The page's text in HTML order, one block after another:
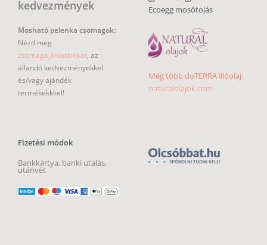
kedvezmények
Mosható pelenka csomagok:
Nézd meg
csomagajánlatainkat, az
állandó kedvezményekkel
és/vagy ajándék
termékekkkel!
Fizetési módok
Bankkártya, banki utalás,
utánvét
Ecoegg mosótojás
Még több doTERRA illóolaj:
naturalolajok.com